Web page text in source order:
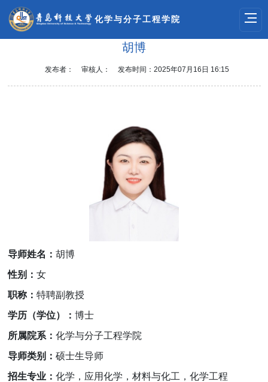
化学与分子工程学院
胡博
发布者： 审核人： 发布时间：2025年07月16日 16:15
导师姓名： 胡博
性别： 女
职称： 特聘副教授
学历（学位）： 博士
所属院系： 化学与分子工程学院
导师类别： 硕士生导师
招生专业： 化学，应用化学，材料与化工，化学工程